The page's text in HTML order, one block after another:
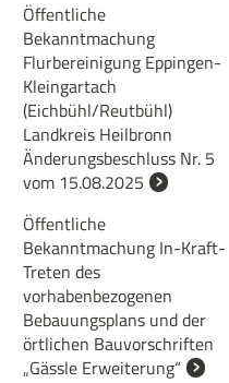
Öffentliche
Bekanntmachung
Flurbereinigung Eppingen-
Kleingartach
(Eichbühl/Reutbühl)
Landkreis Heilbronn
Änderungsbeschluss Nr. 5
vom 15.08.2025
Öffentliche
Bekanntmachung In-Kraft-
Treten des
vorhabenbezogenen
Bebauungsplans und der
örtlichen Bauvorschriften
„Gässle Erweiterung“